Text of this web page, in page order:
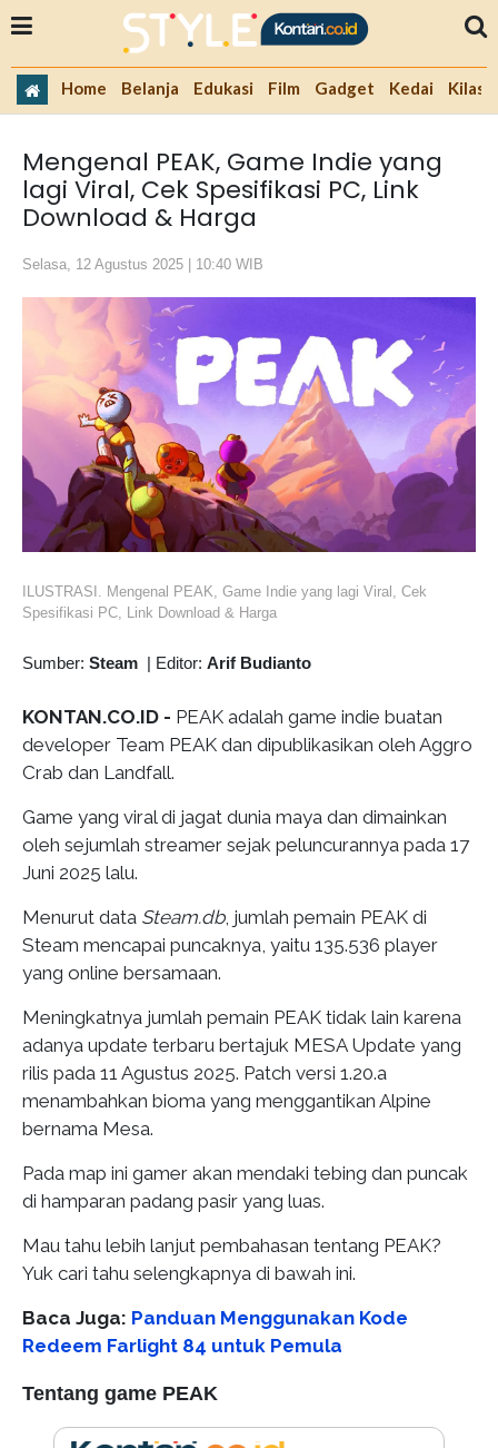
Home Belanja Edukasi Film Gadget Kedai Kilas
Mengenal PEAK, Game Indie yang
lagi Viral, Cek Spesifikasi PC, Link
Download & Harga
Selasa, 12 Agustus 2025 | 10:40 WIB
ILUSTRASI. Mengenal PEAK, Game Indie yang lagi Viral, Cek
Spesifikasi PC, Link Download & Harga
Sumber: Steam | Editor: Arif Budianto
KONTAN.CO.ID - PEAK adalah game indie buatan
developer Team PEAK dan dipublikasikan oleh Aggro
Crab dan Landfall.
Game yang viral di jagat dunia maya dan dimainkan
oleh sejumlah streamer sejak peluncurannya pada 17
Juni 2025 lalu.
Menurut data Steam.db, jumlah pemain PEAK di
Steam mencapai puncaknya, yaitu 135.536 player
yang online bersamaan.
Meningkatnya jumlah pemain PEAK tidak lain karena
adanya update terbaru bertajuk MESA Update yang
rilis pada 11 Agustus 2025. Patch versi 1.20.a
menambahkan bioma yang menggantikan Alpine
bernama Mesa.
Pada map ini gamer akan mendaki tebing dan puncak
di hamparan padang pasir yang luas.
Mau tahu lebih lanjut pembahasan tentang PEAK?
Yuk cari tahu selengkapnya di bawah ini.
Baca Juga: Panduan Menggunakan Kode
Redeem Farlight 84 untuk Pemula
Tentang game PEAK